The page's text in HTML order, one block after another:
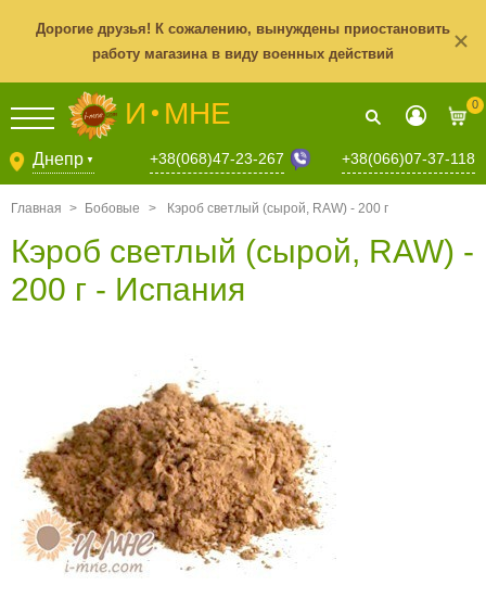
Дорогие друзья! К сожалению, вынуждены приостановить
работу магазина в виду военных действий
И МНЕ 0
Днепр ▼ +38(068)47-23-267 +38(066)07-37-118
Главная > Бобовые > Кэроб светлый (сырой, RAW) - 200 г
Кэроб светлый (сырой, RAW) -
200 г - Испания